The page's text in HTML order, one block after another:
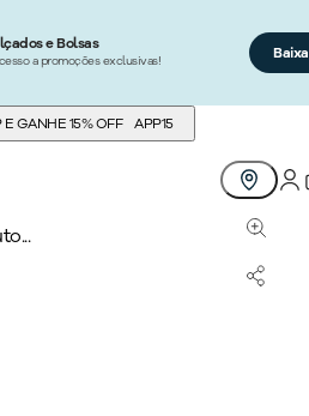
e Bolsas
a promoções exclusivas!
GANHE 15% OFF APP15